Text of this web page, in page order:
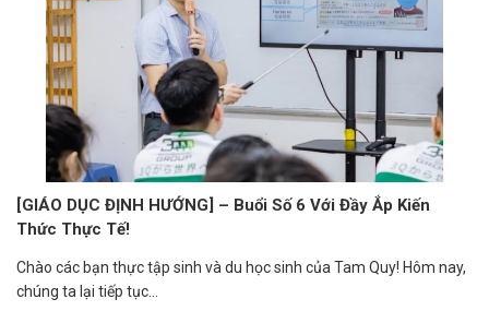
[GIÁO DỤC ĐỊNH HƯỚNG] – Buổi Số 6 Với Đầy Ắp Kiến
Thức Thực Tế!
Chào các bạn thực tập sinh và du học sinh của Tam Quy! Hôm nay,
chúng ta lại tiếp tục...